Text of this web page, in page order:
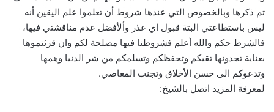
تم ذكرها وبالخصوص التي عندها شروط أن تعلموا علم اليقين أنه
ليس باستطاعتي البتة قبول اي عذر وألأفضل عدم مناقشتي فيها،
فالشرط حكم والله أعلم فشروطنا فيها مصلحة لكم وان قرئتموها
بعناية تجدونها تقيكم وتحفظكم وتسلمكم من شر الدنيا وهمها
وتدعوكم الى حسن الأخلاق وتجنب المعاصي.
لمعرفة المزيد اتصل بالشيخ: